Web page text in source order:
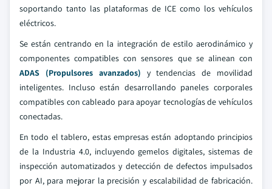
soportando tanto las plataformas de ICE como los vehículos
eléctricos.
Se están centrando en la integración de estilo aerodinámico y
componentes compatibles con sensores que se alinean con
ADAS (Propulsores avanzados) y tendencias de movilidad
inteligentes. Incluso están desarrollando paneles corporales
compatibles con cableado para apoyar tecnologías de vehículos
conectadas.
En todo el tablero, estas empresas están adoptando principios
de la Industria 4.0, incluyendo gemelos digitales, sistemas de
inspección automatizados y detección de defectos impulsados
por AI, para mejorar la precisión y escalabilidad de fabricación.